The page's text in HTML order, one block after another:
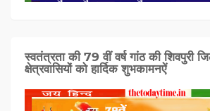
स्वतंत्रता की 79 वीं वर्ष गांठ की शिवपुरी
क्षेत्रवासियों को हार्दिक शुभकामनऐं